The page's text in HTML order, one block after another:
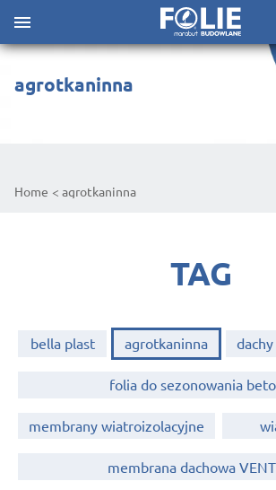
agrotkaninna
Home agrotkaninna
TAG
bella plast agrotkaninna
folia do sezonowania
membrany wiatroizolacyjne
membrana dachowa